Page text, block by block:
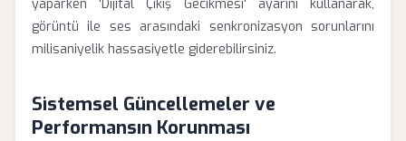
yaparken 'Dijital Çıkış Gecikmesi' ayarını kullanarak,
görüntü ile ses arasındaki senkronizasyon sorunlarını
milisaniyelik hassasiyetle giderebilirsiniz.
Sistemsel Güncellemeler ve
Performansın Korunması